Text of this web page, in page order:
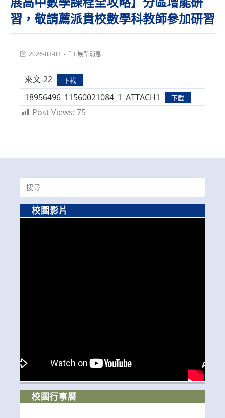
習，敬請薦派貴校數學科教師參加研習
Post2026-03-03
Post最新消息
來文-22 下載
18956496_11560021084_1_ATTACH1 下載
Post Views: 75
Search
for:
校園影片
校園行事曆